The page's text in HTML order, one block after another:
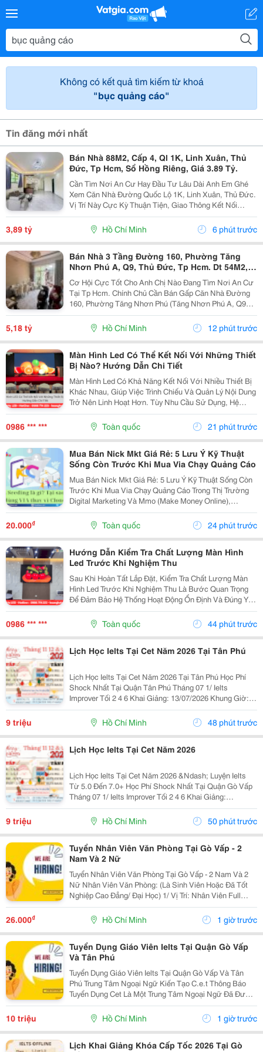
Không có kết quả tìm kiếm từ khoá
"bục quảng cáo"
Tin đăng mới nhất
Bán Nhà 88M2, Cấp 4, Ql 1K, Linh Xuân, Thủ
Đức, Tp Hcm, Sổ Hồng Riêng, Giá 3.89 Tỷ.
Cần Tìm Nơi An Cư Hay Đầu Tư Lâu Dài Anh Em Ghé
Xem Căn Nhà Đường Quốc Lộ 1K, Linh Xuân, Thủ Đức.
Vị Trí Này Cực Kỳ Thuận Tiện, Giao Thông Kết Nối
Nhanh Chóng, Cực Kỳ Phù Hợp Cho Khách Mua Để Giữ
Tài Sản Hoặc Cho Thuê Đều Rất Ổn Định. Thông Tin...
3,89 tỷ Hồ Chí Minh 6 phút trước
Bán Nhà 3 Tầng Đường 160, Phường Tăng
Nhơn Phú A, Q9, Thủ Đức, Tp Hcm. Dt 54M2,
Sổ Hồng Riêng. Giá 5,18 Tỷ
Cơ Hội Cực Tốt Cho Anh Chị Nào Đang Tìm Nơi An Cư
Tại Tp Hcm. Chính Chủ Cần Bán Gấp Căn Nhà Đường
160, Phường Tăng Nhơn Phú (Tăng Nhơn Phú A, Q9
Cũ). Vị Trí Nhà Nằm Trong Khu Dân Cư Ổn Định, Giao
Thông Thuận Tiện Chỉ Vài Bước Là Ra Lã Xuân Oai,
5,18 tỷ Hồ Chí Minh 12 phút trước
Màn Hình Led Có Thể Kết Nối Với Những Thiết
Bị Nào? Hướng Dẫn Chi Tiết
Màn Hình Led Có Khả Năng Kết Nối Với Nhiều Thiết Bị
Khác Nhau, Giúp Việc Trình Chiếu Và Quản Lý Nội Dung
Trở Nên Linh Hoạt Hơn. Tùy Nhu Cầu Sử Dụng, Hệ
Thống Có Thể Nhận Tín Hiệu Từ Máy Tính, Laptop,
Camera, Đầu Phát Hd/4K, Tv Box, Điện Thoại, Máy...
0986 *** *** Toàn quốc 21 phút trước
Mua Bán Nick Mkt Giá Rẻ: 5 Lưu Ý Kỹ Thuật
Sống Còn Trước Khi Mua Via Chạy Quảng Cáo
Mua Bán Nick Mkt Giá Rẻ: 5 Lưu Ý Kỹ Thuật Sống Còn
Trước Khi Mua Via Chạy Quảng Cáo Trong Thị Trường
Digital Marketing Và Mmo (Make Money Online),
Facebook Ads Vẫn Luôn Là Kênh Mang Lại Lượng
Khách Hàng Tiềm Năng Và Dòng Doanh Thu Đột Phá.
Để Vận...
20.000₫ Toàn quốc 24 phút trước
Hướng Dẫn Kiểm Tra Chất Lượng Màn Hình
Led Trước Khi Nghiệm Thu
Sau Khi Hoàn Tất Lắp Đặt, Kiểm Tra Chất Lượng Màn
Hình Led Trước Khi Nghiệm Thu Là Bước Quan Trọng
Để Đảm Bảo Hệ Thống Hoạt Động Ổn Định Và Đúng Yêu
Cầu Kỹ Thuật. Một Số Hạng Mục Cần Kiểm Tra Gồm:
Chất Lượng Hiển Thị, Độ Sáng, Màu Sắc, Độ Đồng
0986 *** *** Toàn quốc 44 phút trước
Lịch Học Ielts Tại Cet Năm 2026 Tại Tân Phú
Lịch Học Ielts Tại Cet Năm 2026 Tại Tân Phú Học Phí
Shock Nhất Tại Quận Tân Phú Tháng 07 1/ Ielts
Improver Tối 2 4 6 Khai Giảng: 13/07/2026 Khung Giờ:
18:00 Đến 21:00 Học Phí Ưu Đãi 5% Khi Đăng Ký 2/ Ielts
Basic Tối 3 5 7 Khai...
9 triệu Hồ Chí Minh 48 phút trước
Lịch Học Ielts Tại Cet Năm 2026
Lịch Học Ielts Tại Cet Năm 2026 &Ndash; Luyện Ielts
Từ 5.0 Đến 7.0+ Học Phí Shock Nhất Tại Quận Gò Vấp
Tháng 07 1/ Ielts Improver Tối 2 4 6 Khai Giảng:
13/07/2026 Khung Giờ: 18:00 Đến 21:00 Học Phí Ưu Đãi
5% Khi Đăng Ký 2/ Ielts...
9 triệu Hồ Chí Minh 50 phút trước
Tuyển Nhân Viên Văn Phòng Tại Gò Vấp - 2
Nam Và 2 Nữ
Tuyển Nhân Viên Văn Phòng Tại Gò Vấp - 2 Nam Và 2
Nữ Nhân Viên Văn Phòng: (Là Sinh Viên Hoặc Đã Tốt
Nghiệp Cao Đẳng/ Đại Học) 1/ Vị Trí: Nhân Viên Full
Time (2 Nam 2 Nữ) Ca Làm: 13:00 Đến 21:00 (1 Tháng
Được Nghỉ Phép 1 Ngày, Và Hưởng Các Ngày...
26.000₫ Hồ Chí Minh 1 giờ trước
Tuyển Dụng Giáo Viên Ielts Tại Quận Gò Vấp
Và Tân Phú
Tuyển Dụng Giáo Viên Ielts Tại Quận Gò Vấp Và Tân
Phú Trung Tâm Ngoại Ngữ Kiến Tạo C.e.t Thông Báo
Tuyển Dụng Cet Là Một Trung Tâm Ngoại Ngữ Đã Được
Thành Lập 16 Năm Chuyên Về Chương Trình Anh Văn
Học Thuật Ielts &Ndash; Toefl Ibt. Trung Tâm...
10 triệu Hồ Chí Minh 1 giờ trước
Lịch Khai Giảng Khóa Cấp Tốc 2026 Tại Gò